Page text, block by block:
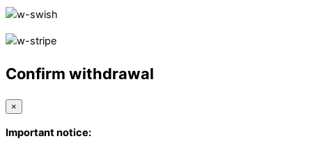
Confirm withdrawal
×
Important notice: